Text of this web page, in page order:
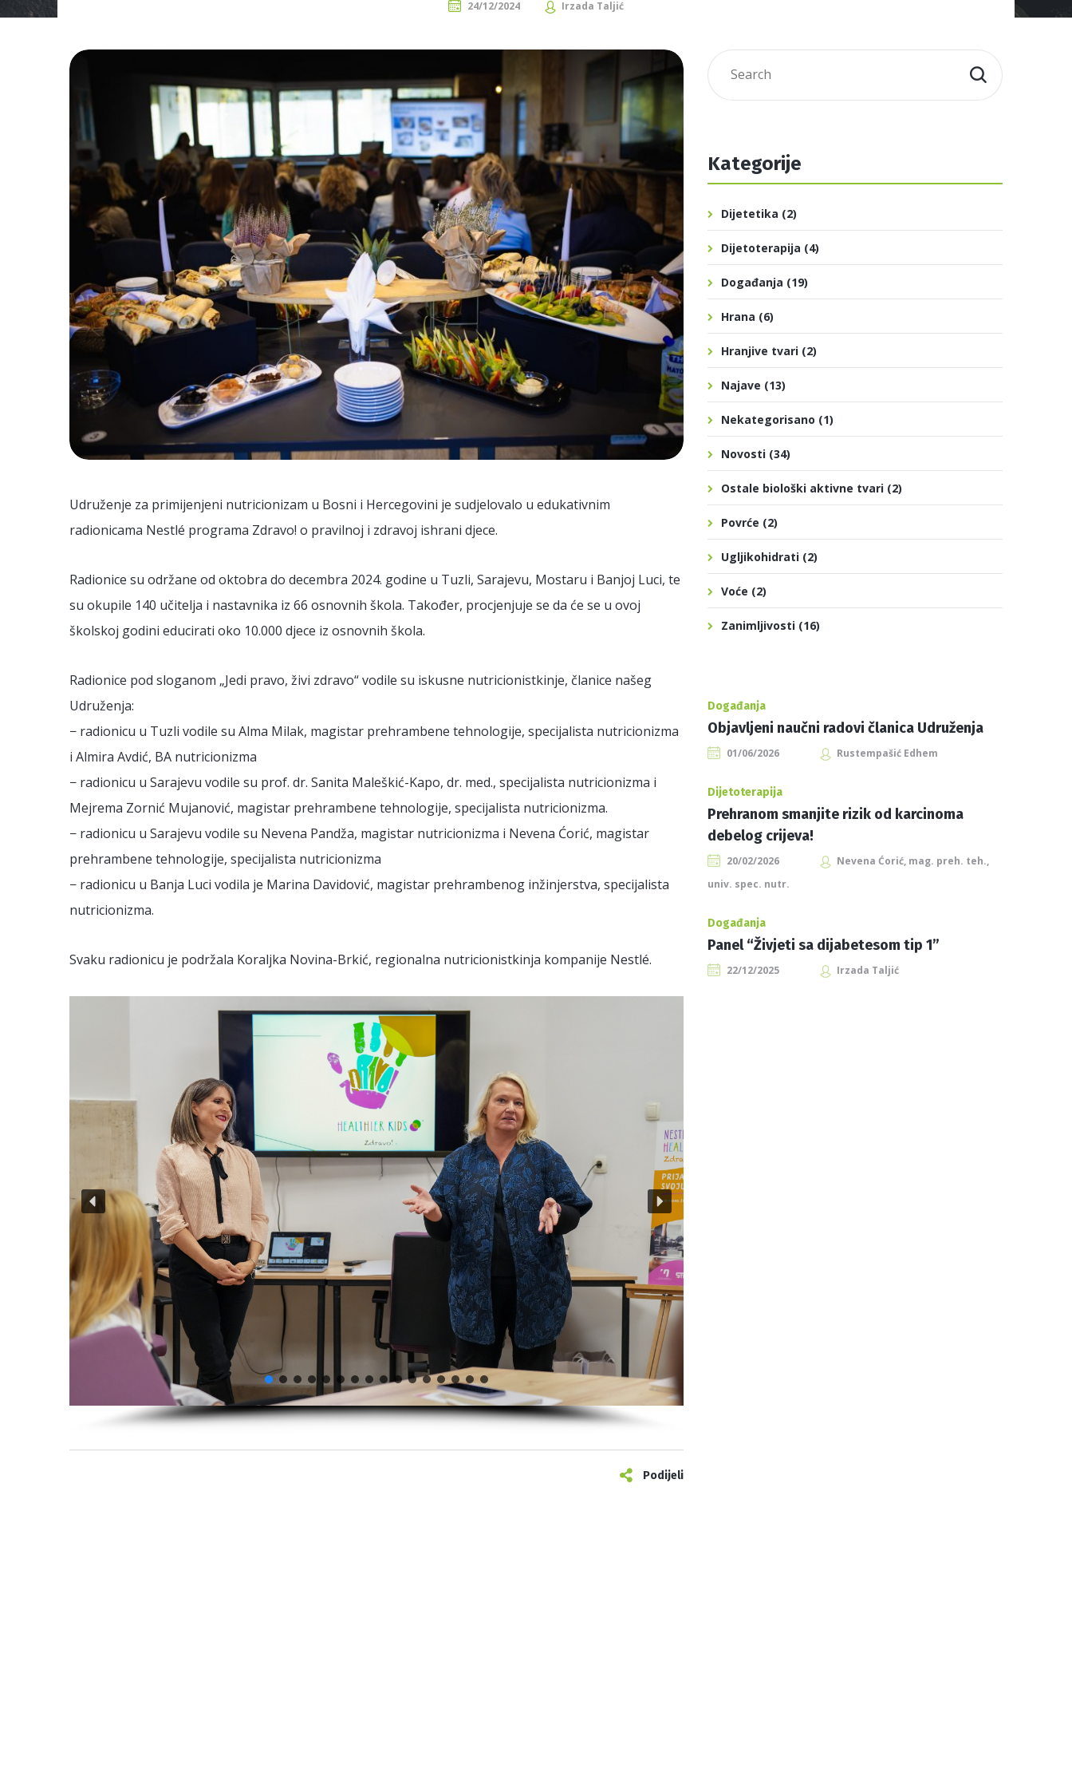
Štetne tvari
24/12/2024 Irzada Taljić
Udruženje za primijenjeni nutricionizam u Bosni i Hercegovini je sudjelovalo u edukativnim
radionicama Nestlé programa Zdravo! o pravilnoj i zdravoj ishrani djece.
Radionice su održane od oktobra do decembra 2024. godine u Tuzli, Sarajevu, Mostaru i Banjoj Luci, te
su okupile 140 učitelja i nastavnika iz 66 osnovnih škola. Također, procjenjuje se da će se u ovoj
školskoj godini educirati oko 10.000 djece iz osnovnih škola.
Radionice pod sloganom „Jedi pravo, živi zdravo“ vodile su iskusne nutricionistkinje, članice našeg
Udruženja:
− radionicu u Tuzli vodile su Alma Milak, magistar prehrambene tehnologije, specijalista nutricionizma
i Almira Avdić, BA nutricionizma
− radionicu u Sarajevu vodile su prof. dr. Sanita Maleškić-Kapo, dr. med., specijalista nutricionizma i
Mejrema Zornić Mujanović, magistar prehrambene tehnologije, specijalista nutricionizma.
− radionicu u Sarajevu vodile su Nevena Pandža, magistar nutricionizma i Nevena Ćorić, magistar
prehrambene tehnologije, specijalista nutricionizma
− radionicu u Banja Luci vodila je Marina Davidović, magistar prehrambenog inžinjerstva, specijalista
nutricionizma.
Svaku radionicu je podržala Koraljka Novina-Brkić, regionalna nutricionistkinja kompanije Nestlé.
Podijeli
Kategorije
Dijetetika (2)
Dijetoterapija (4)
Događanja (19)
Hrana (6)
Hranjive tvari (2)
Najave (13)
Nekategorisano (1)
Novosti (34)
Ostale biološki aktivne tvari (2)
Povrće (2)
Ugljikohidrati (2)
Voće (2)
Zanimljivosti (16)
Događanja
Objavljeni naučni radovi članica Udruženja
01/06/2026 Rustempašić Edhem
Dijetoterapija
Prehranom smanjite rizik od karcinoma
debelog crijeva!
20/02/2026
Nevena Ćorić, mag. preh. teh.,
univ. spec. nutr.
Događanja
Panel “Živjeti sa dijabetesom tip 1”
22/12/2025 Irzada Taljić